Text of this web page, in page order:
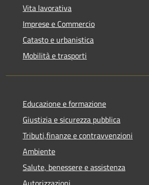
Vita lavorativa
Imprese e Commercio
Catasto e urbanistica
Mobilità e trasporti
Educazione e formazione
Giustizia e sicurezza pubblica
Tributi,finanze e contravvenzioni
Ambiente
Salute, benessere e assistenza